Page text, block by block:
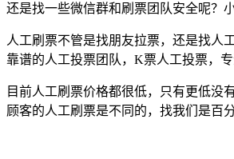
还是找一些微信群和刷票团队安全呢？
人工刷票不管是找朋友拉票，还是找人
靠谱的人工投票团队，K票人工投票，
目前人工刷票价格都很低，只有更低没
顾客的人工刷票是不同的，找我们是百